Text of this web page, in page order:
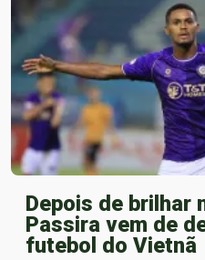
Depois de brilhar
Passira vem de
futebol do Vietnã